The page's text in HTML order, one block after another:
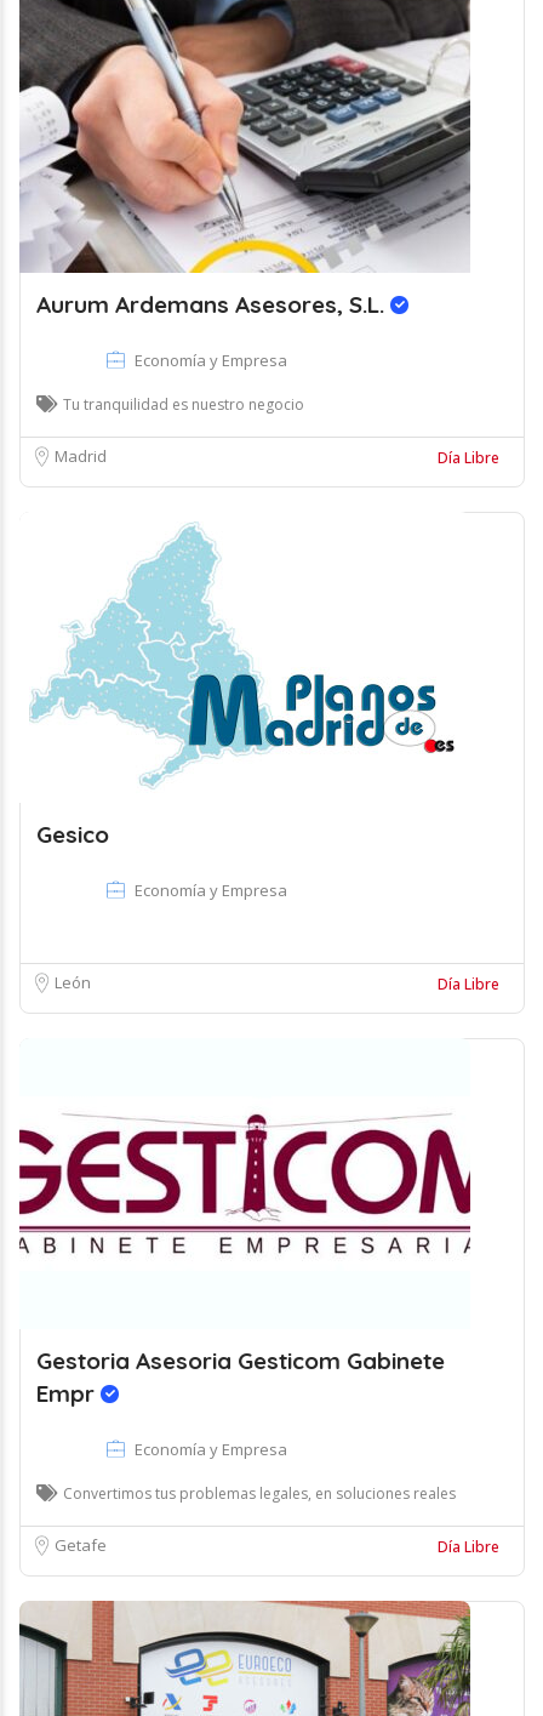
Aurum Ardemans Asesores, S.L.
Economía y Empresa
Tu tranquilidad es nuestro negocio
Madrid Día Libre
Gesico
Economía y Empresa
León Día Libre
Gestoria Asesoria Gesticom Gabinete
Empr
Economía y Empresa
Convertimos tus problemas legales, en soluciones reales
Getafe Día Libre